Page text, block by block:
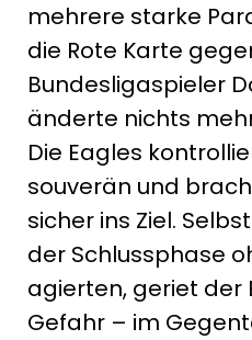
mehrere starke
die Rote Karte
Bundesligaspieler
änderte nichts
Die Eagles
souverän und
sicher ins Ziel.
der Schlussphase
agierten, geriet der
Gefahr – im